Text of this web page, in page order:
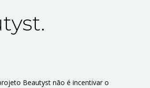
Beautyst não é incentivar o